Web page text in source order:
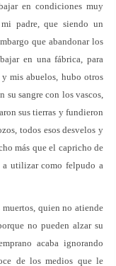
en condiciones muy
padre, que siendo un
que abandonar los
en una fábrica, para
mis abuelos, hubo otros
su sangre con los vascos,
sus tierras y fundieron
todos esos desvelos y
más que el capricho de
a utilizar como felpudo a
quien no atiende
no pueden alzar su
acaba ignorando
de los medios que le